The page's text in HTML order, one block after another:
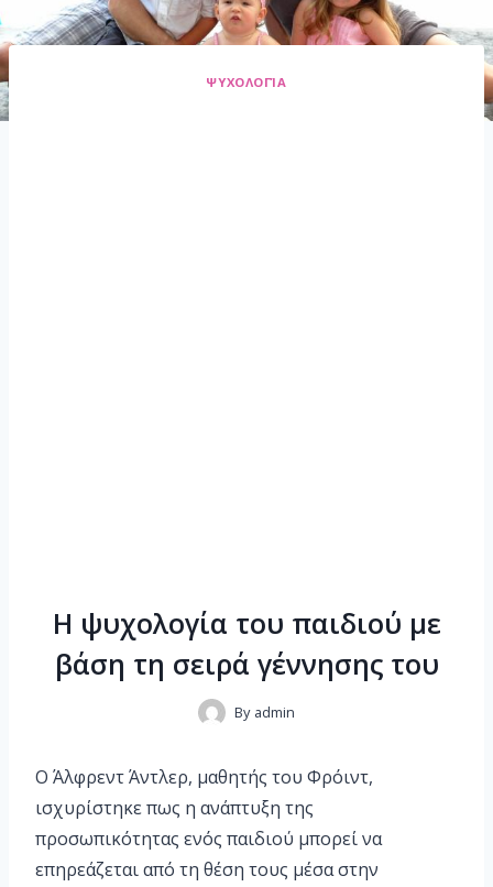
ΨΥΧΟΛΟΓΊΑ
Η ψυχολογία του παιδιού με
βάση τη σειρά γέννησης του
By admin
Ο Άλφρεντ Άντλερ, μαθητής του Φρόιντ,
ισχυρίστηκε πως η ανάπτυξη της
προσωπικότητας ενός παιδιού μπορεί να
επηρεάζεται από τη θέση τους μέσα στην